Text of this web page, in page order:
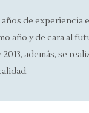
de
y de cara al
además, se